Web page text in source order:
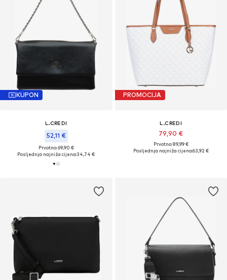
KUPON
L.CREDI
52,11 €
Prvotno: 69,90 €
Posljednja najniža cijena:34,74 €
PROMOCIJA
L.CREDI
79,90 €
Prvotno: 89,99 €
Posljednja najniža cijena:63,92 €